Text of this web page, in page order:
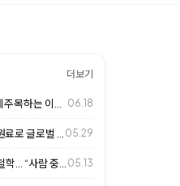
더보기
06.18
05.29
05.13